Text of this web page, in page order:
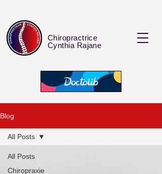
Chiropractrice
Cynthia Rajane
Blog
All Posts
Chiropraxie
All Posts